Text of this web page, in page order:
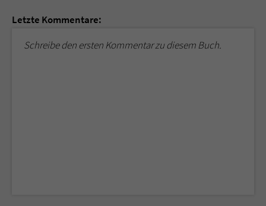
Letzte Kommentare:
Schreibe den ersten Kommentar zu diesem Buch.